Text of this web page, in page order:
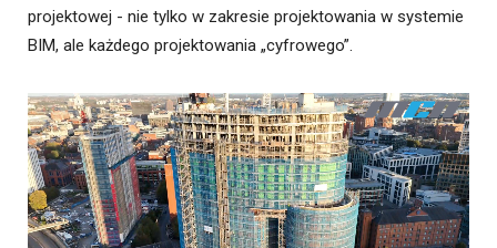
projektowej - nie tylko w zakresie projektowania w systemie
BIM, ale każdego projektowania „cyfrowego”.